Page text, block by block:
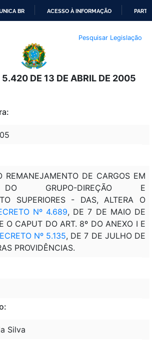
O
CONTEÚDO
BR ACESSO À INFORMAÇÃO
Pesquisar Legislação
5.420 DE 13 DE ABRIL DE 2005
REMANEJAMENTO DE CARGOS EM
DO GRUPO-DIREÇÃO E
SUPERIORES - DAS, ALTERA O
Nº 4.689, DE 7 DE MAIO DE
O CAPUT DO ART. 8º DO ANEXO I E
Nº 5.135, DE 7 DE JULHO DE
PROVIDÊNCIAS.
Silva